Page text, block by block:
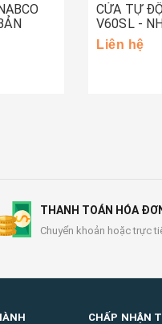
CỬA TỰ
V60SL -
Liên hệ
THANH TOÁN HÓA
Chuyển khoản hoặc trực
CHẤP NHẬN